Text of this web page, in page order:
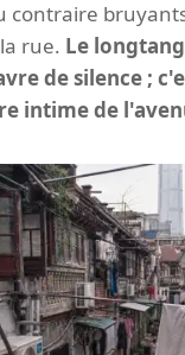
contraire
rue. Le
de silence ;
intime de